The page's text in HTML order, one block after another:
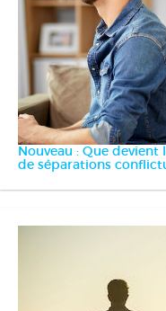
Nouveau : Que
de séparations